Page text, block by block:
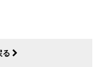
る